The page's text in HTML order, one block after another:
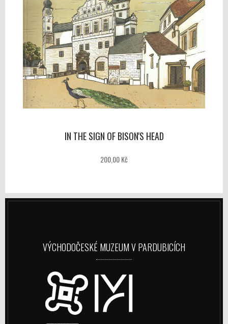
IN THE SIGN OF BISON'S HEAD
200,00 Kč
VÝCHODOČESKÉ MUZEUM V PARDUBICÍCH